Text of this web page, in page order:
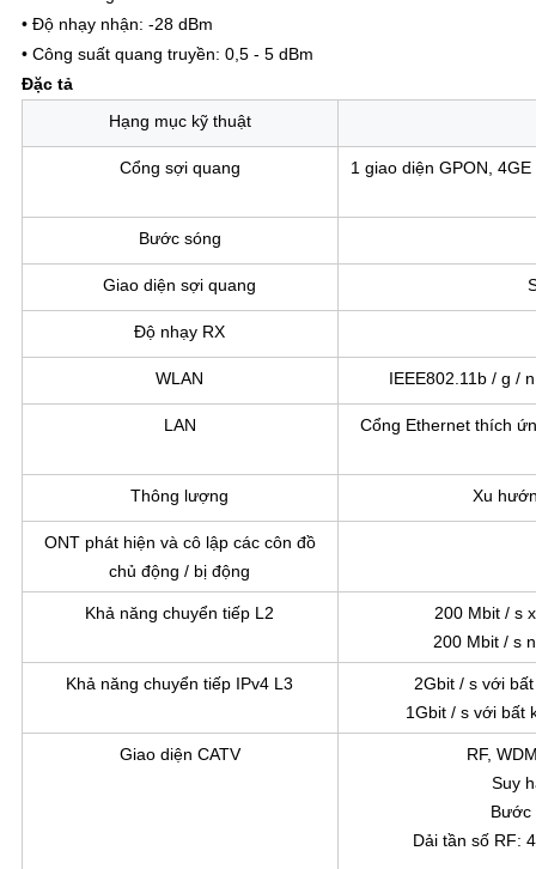
• Độ nhạy nhận: -28 dBm
• Công suất quang truyền: 0,5 - 5 dBm
Đặc tả
Hạng mục kỹ thuật
Cổng sợi quang 1 giao diện GPON,
Bước sóng
Giao diện sợi quang
Độ nhạy RX
WLAN IEEE802.11b / g /
LAN Cổng Ethernet thích
Thông lượng Xu
ONT phát hiện và cô lập các côn đồ
chủ động / bị động
Khả năng chuyển tiếp L2
200 Mbit / s
200 Mbit / s
Khả năng chuyển tiếp IPv4 L3
2Gbit / s với
1Gbit / s với bất
Giao diện CATV
RF,
Suy
Bước
Dải tần số RF: